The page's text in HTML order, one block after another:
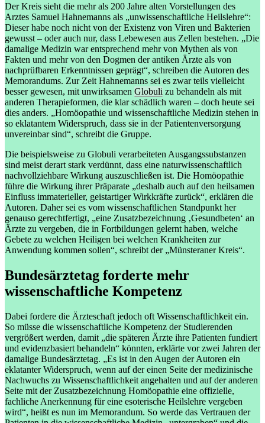
Der Kreis sieht die mehr als 200 Jahre alten Vorstellungen des
Arztes Samuel Hahnemanns als „unwissenschaftliche Heilslehre“:
Dieser habe noch nicht von der Existenz von Viren und Bakterien
gewusst – oder auch nur, dass Lebewesen aus Zellen bestehen. „Die
damalige Medizin war entsprechend mehr von Mythen als von
Fakten und mehr von den Dogmen der antiken Ärzte als von
nachprüfbaren Erkenntnissen geprägt“, schreiben die Autoren des
Memorandums. Zur Zeit Hahnemanns sei es zwar teils vielleicht
besser gewesen, mit unwirksamen Globuli zu behandeln als mit
anderen Therapieformen, die klar schädlich waren – doch heute sei
dies anders. „Homöopathie und wissenschaftliche Medizin stehen in
so eklatantem Widerspruch, dass sie in der Patientenversorgung
unvereinbar sind“, schreibt die Gruppe.
Die beispielsweise zu Globuli verarbeiteten Ausgangssubstanzen
sind meist derart stark verdünnt, dass eine naturwissenschaftlich
nachvollziehbare Wirkung auszuschließen ist. Die Homöopathie
führe die Wirkung ihrer Präparate „deshalb auch auf den heilsamen
Einfluss immaterieller, geistartiger Wirkkräfte zurück“, erklären die
Autoren. Daher sei es vom wissenschaftlichen Standpunkt her
genauso gerechtfertigt, „eine Zusatzbezeichnung ‚Gesundbeten‘ an
Ärzte zu vergeben, die in Fortbildungen gelernt haben, welche
Gebete zu welchen Heiligen bei welchen Krankheiten zur
Anwendung kommen sollen“, schreibt der „Münsteraner Kreis“.
Bundesärztetag forderte mehr
wissenschaftliche Kompetenz
Dabei fordere die Ärzteschaft jedoch oft Wissenschaftlichkeit ein.
So müsse die wissenschaftliche Kompetenz der Studierenden
vergrößert werden, damit „die späteren Ärzte ihre Patienten fundiert
und evidenzbasiert behandeln“ könnten, erklärte vor zwei Jahren der
damalige Bundesärztetag. „Es ist in den Augen der Autoren ein
eklatanter Widerspruch, wenn auf der einen Seite der medizinische
Nachwuchs zu Wissenschaftlichkeit angehalten und auf der anderen
Seite mit der Zusatzbezeichnung Homöopathie eine offizielle,
fachliche Anerkennung für eine esoterische Heilslehre vergeben
wird“, heißt es nun im Memorandum. So werde das Vertrauen der